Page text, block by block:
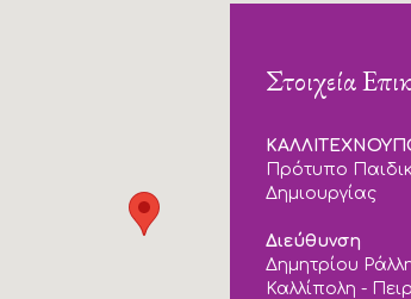
Στοιχεία
Πρότυπο
Δημιουργίας
Διεύθυνση
Δημητρίου
Καλλίπολη -